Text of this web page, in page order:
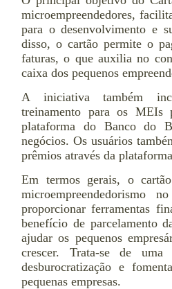
microempreendedores,
para o desenvolvimento e
disso, o cartão permite o
faturas, o que auxilia no
caixa dos pequenos
A iniciativa também
treinamento para os
plataforma do Banco do
negócios. Os usuários
prêmios através da
Em termos gerais, o
microempreendedorismo
proporcionar ferramentas
benefício de parcelamento
ajudar os pequenos
crescer. Trata-se de
desburocratização e
pequenas empresas.